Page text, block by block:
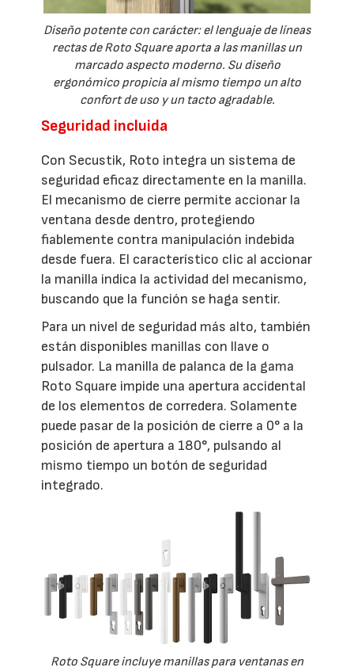
Diseño potente con carácter: el lenguaje de líneas
rectas de Roto Square aporta a las manillas un
marcado aspecto moderno. Su diseño
ergonómico propicia al mismo tiempo un alto
confort de uso y un tacto agradable.
Seguridad incluida
Con Secustik, Roto integra un sistema de
seguridad eficaz directamente en la manilla.
El mecanismo de cierre permite accionar la
ventana desde dentro, protegiendo
fiablemente contra manipulación indebida
desde fuera. El característico clic al accionar
la manilla indica la actividad del mecanismo,
buscando que la función se haga sentir.
Para un nivel de seguridad más alto, también
están disponibles manillas con llave o
pulsador. La manilla de palanca de la gama
Roto Square impide una apertura accidental
de los elementos de corredera. Solamente
puede pasar de la posición de cierre a 0° a la
posición de apertura a 180°, pulsando al
mismo tiempo un botón de seguridad
integrado.
Roto Square incluye manillas para ventanas en